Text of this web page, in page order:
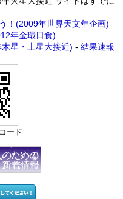
！(2009年世界天文年企画)
年金環日食)
星・土星大接近) - 結果速報
ード